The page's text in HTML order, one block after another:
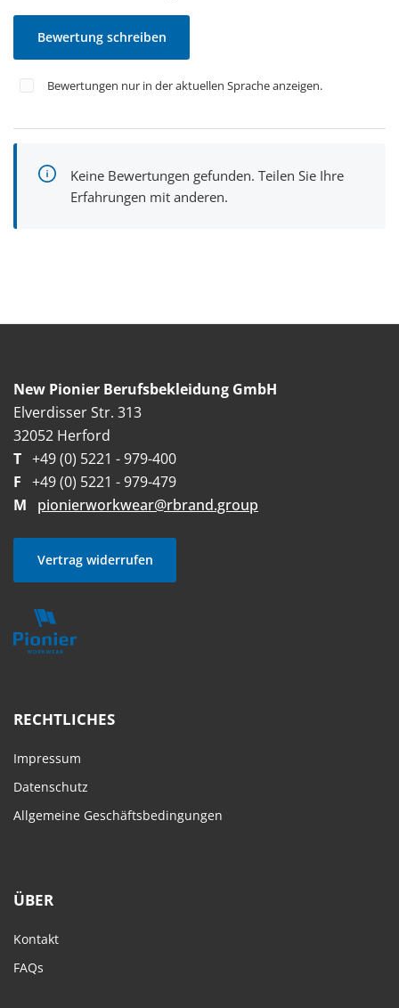
Bewertung schreiben
Bewertungen nur in der aktuellen Sprache anzeigen.
Keine Bewertungen gefunden. Teilen Sie Ihre
Erfahrungen mit anderen.
New Pionier Berufsbekleidung GmbH
Elverdisser Str. 313
32052 Herford
T +49 (0) 5221 - 979-400
F +49 (0) 5221 - 979-479
M
pionierworkwear@rbrand.group
Vertrag widerrufen
RECHTLICHES
Impressum
Datenschutz
Allgemeine Geschäftsbedingungen
ÜBER
Kontakt
FAQs